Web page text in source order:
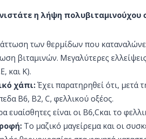
η λήψη
των θερμίδων που
βιταμινών. Μεγαλύτερες
και K).
χάπι:Έχει παρατηρηθεί ότι, μετά
B6, B2, C, φελλικού οξέος.
ευαίσθητες είναι οι B6,Cκαι το
Το μαζικό μαγείρεμα και οι